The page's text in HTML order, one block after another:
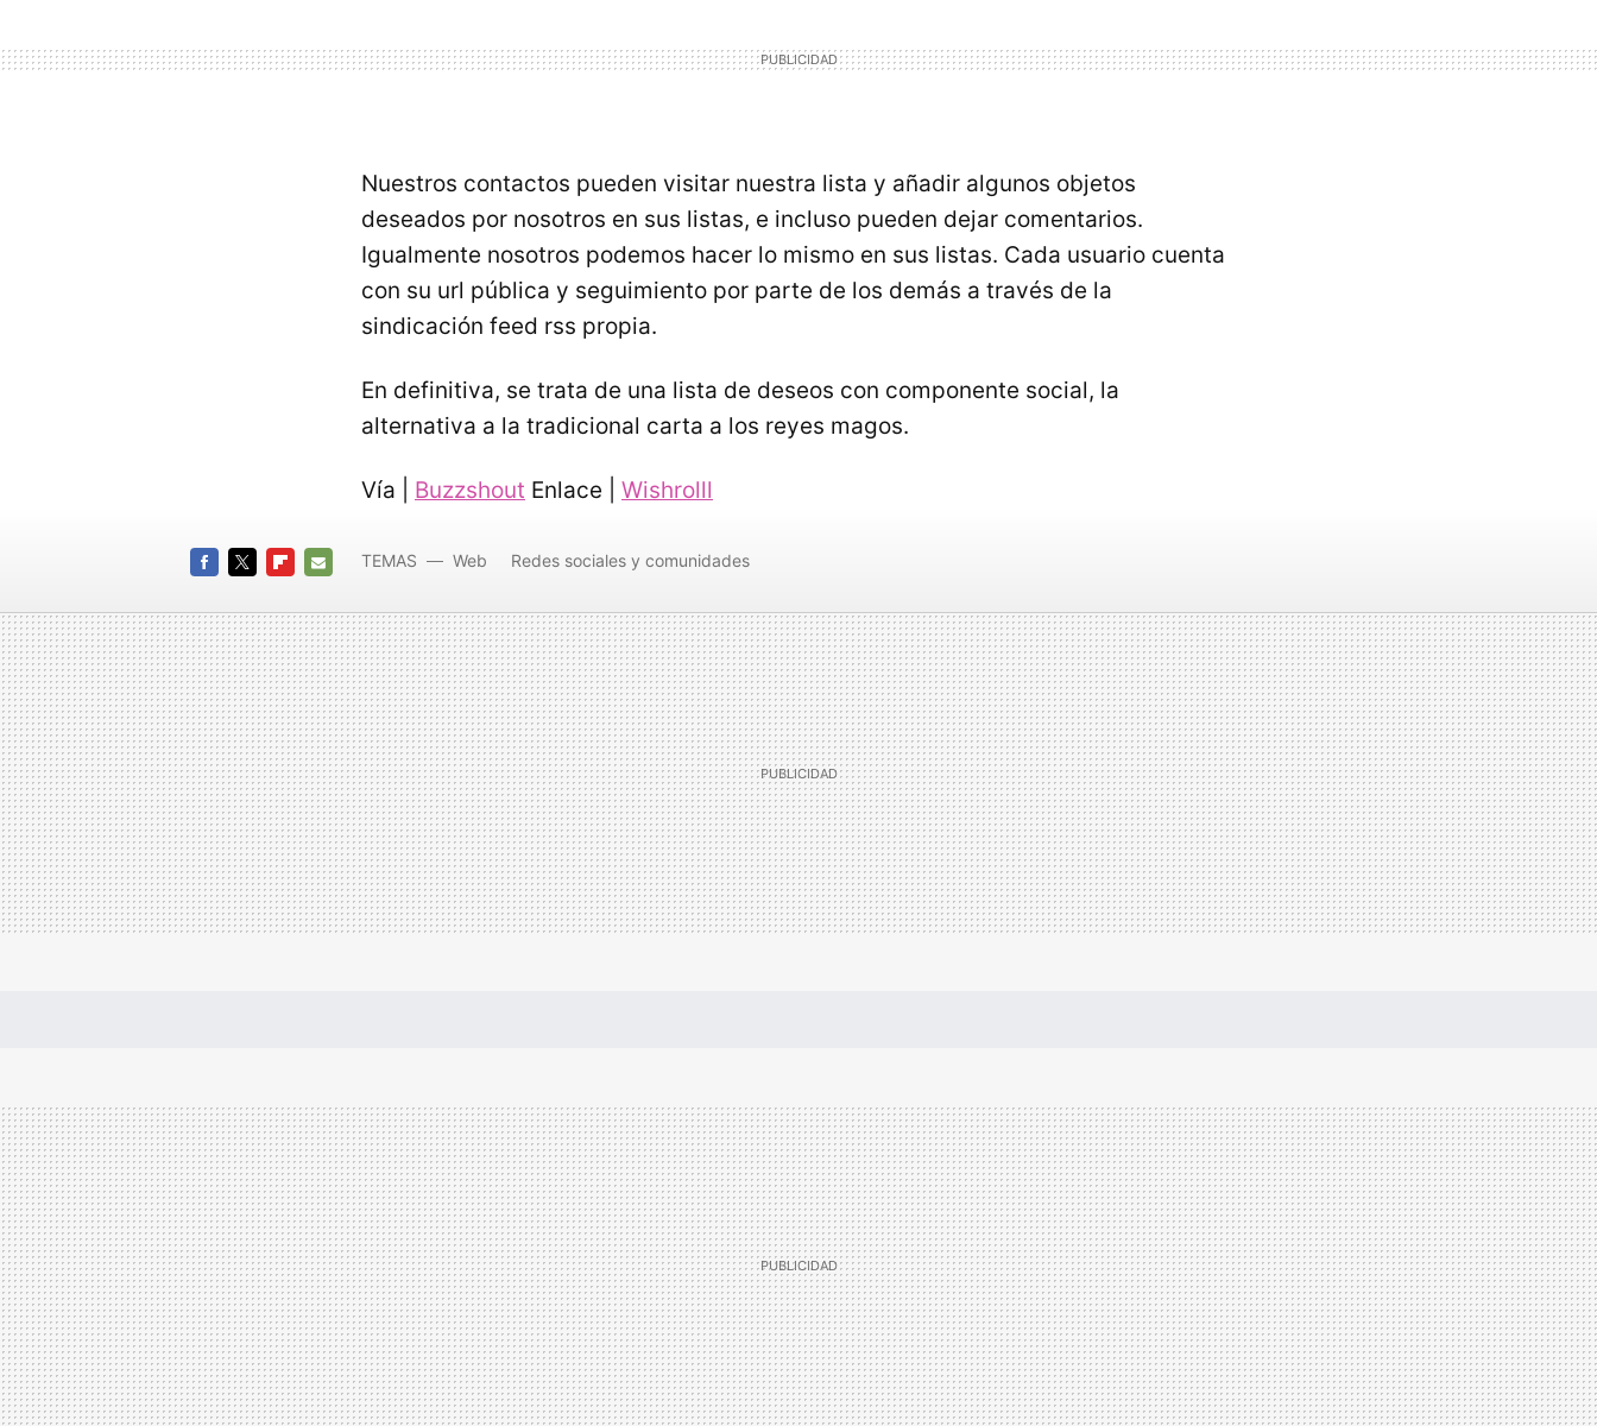
Nuestros contactos pueden visitar nuestra lista y añadir algunos objetos
deseados por nosotros en sus listas, e incluso pueden dejar comentarios.
Igualmente nosotros podemos hacer lo mismo en sus listas. Cada usuario cuenta
con su url pública y seguimiento por parte de los demás a través de la
sindicación feed rss propia.
En definitiva, se trata de una lista de deseos con componente social, la
alternativa a la tradicional carta a los reyes magos.
Vía | Buzzshout Enlace | Wishrolll
MAIL
TEMAS Web Redes sociales y comunidades